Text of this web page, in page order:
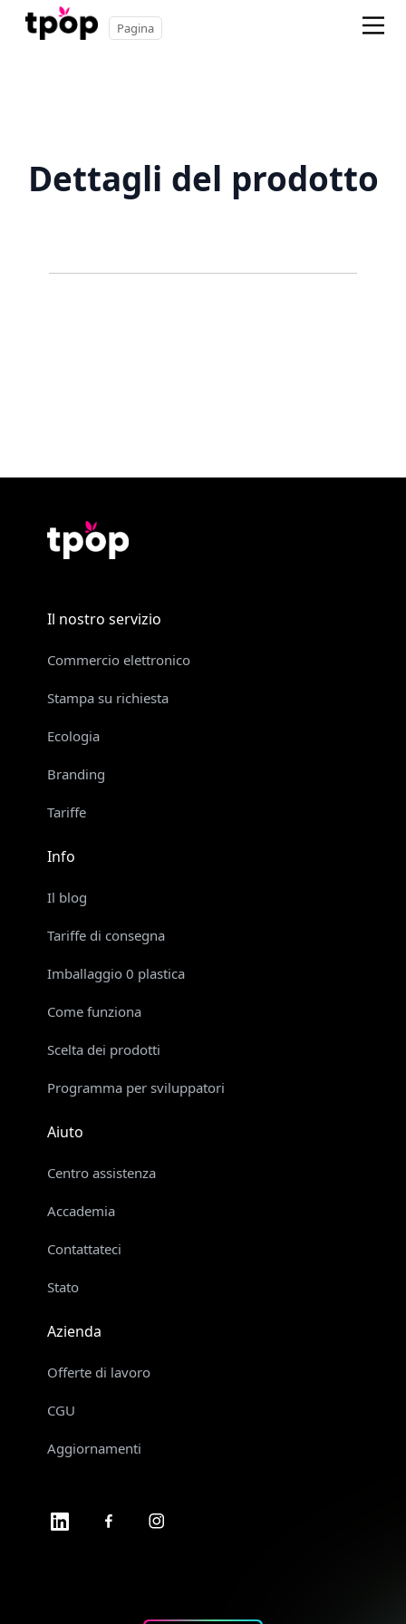
Pagina
Dettagli del prodotto
Il nostro servizio
Commercio elettronico
Stampa su richiesta
Ecologia
Branding
Tariffe
Info
Il blog
Tariffe di consegna
Imballaggio 0 plastica
Come funziona
Scelta dei prodotti
Programma per sviluppatori
Aiuto
Centro assistenza
Accademia
Contattateci
Stato
Azienda
Offerte di lavoro
CGU
Aggiornamenti